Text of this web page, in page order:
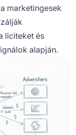
marketingesek
liciteket és
alapján.